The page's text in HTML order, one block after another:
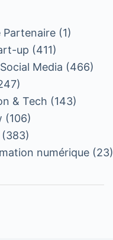
Partenaire(1)
up (411)
Media (466)
& Tech (143)
(106)
numérique(23)